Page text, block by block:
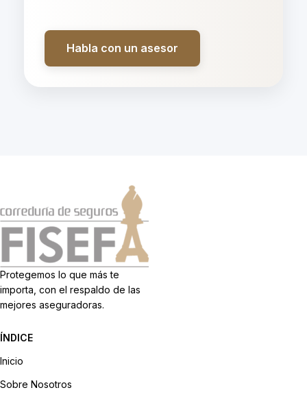
Habla con un asesor
Protegemos lo que más te
importa, con el respaldo de las
mejores aseguradoras.
ÍNDICE
Inicio
Sobre Nosotros